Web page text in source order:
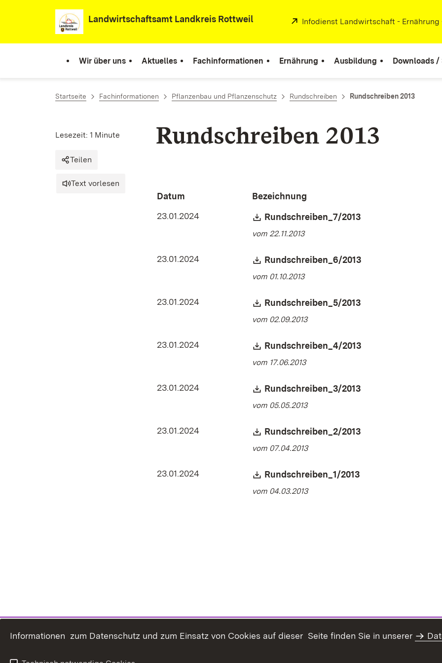
Zum Inhalt springenLandwirtschaftsamt Landkreis Rottweil Extern:
Infodienst Landwirtschaft - Ernährung
Wir über uns Aktuelles Fachinformationen Ernährung Ausbildung Downloads /
Startseite Fachinformationen Pflanzenbau und Pflanzenschutz Rundschreiben Rundschreiben 2013
Rundschreiben 2013
Lesezeit: 1 Minute
Teilen
Text vorlesen
Datum Bezeichnung
23.01.2024
Download:
Rundschreiben_7/2013
vom 22.11.2013
23.01.2024 Download:
Rundschreiben_6/2013
vom 01.10.2013
23.01.2024 Download:
Rundschreiben_5/2013
vom 02.09.2013
23.01.2024 Download:
Rundschreiben_4/2013
vom 17.06.2013
23.01.2024 Download:
Rundschreiben_3/2013
vom 05.05.2013
23.01.2024 Download:
Rundschreiben_2/2013
vom 07.04.2013
23.01.2024 Download:
Rundschreiben_1/2013
vom 04.03.2013
Informationen zum Datenschutz und zum Einsatz von Cookies auf dieser Seite finden Sie in unserer